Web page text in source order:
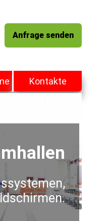
Anfrage senden
Kontakte
Arenen